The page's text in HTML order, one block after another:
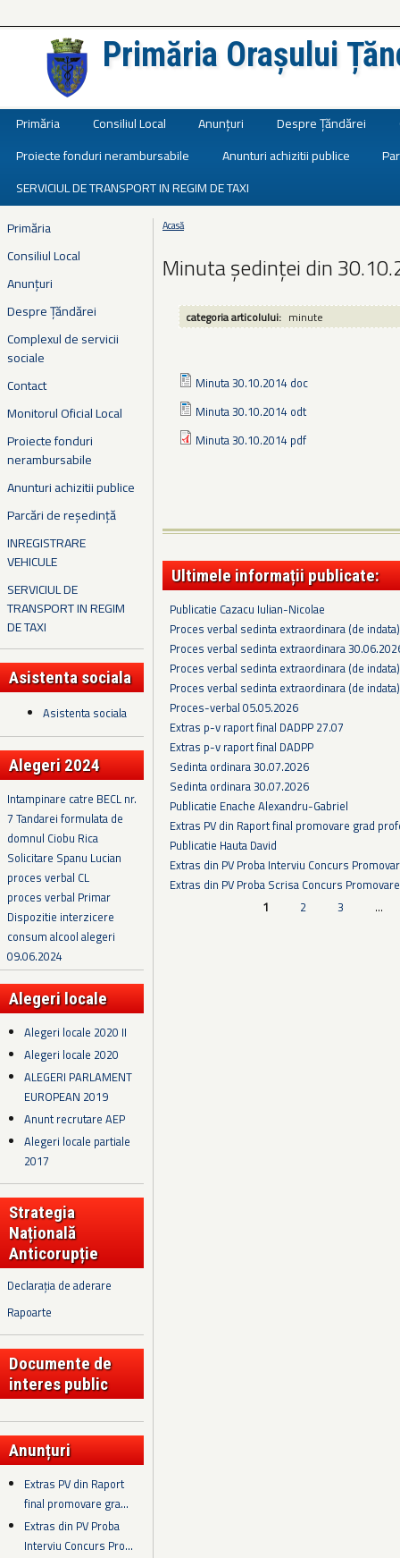
Primăria Orașului
Primăria Consiliul Local Anunțuri Despre Țăndărei
Proiecte fonduri nerambursabile
Anunturi achizitii publice
SERVICIUL DE TRANSPORT IN REGIM DE TAXI
Primăria
Consiliul Local
Anunțuri
Despre Țăndărei
Complexul de servicii
sociale
Contact
Monitorul Oficial Local
Proiecte fonduri
nerambursabile
Anunturi achizitii publice
Parcări de reședință
INREGISTRARE
VEHICULE
SERVICIUL DE
TRANSPORT IN REGIM
DE TAXI
Asistenta sociala
Asistenta sociala
Alegeri 2024
Intampinare catre BECL nr.
7 Tandarei formulata de
domnul Ciobu Rica
Solicitare Spanu Lucian
proces verbal CL
proces verbal Primar
Dispozitie interzicere
consum alcool alegeri
09.06.2024
Alegeri locale
Alegeri locale 2020 II
Alegeri locale 2020
ALEGERI PARLAMENT
EUROPEAN 2019
Anunt recrutare AEP
Alegeri locale partiale
2017
Strategia
Națională
Anticorupție
Declarația de aderare
Rapoarte
Documente de
interes public
Anunțuri
Extras PV din Raport
final promovare gra...
Extras din PV Proba
Interviu Concurs Pro...
Eşti aici
Acasă
Minuta ședinței din
categoria articolului: minute
Minuta 30.10.2014 doc
Minuta 30.10.2014 odt
Minuta 30.10.2014 pdf
Ultimele informații publicate:
Publicatie Cazacu Iulian-Nicolae
Proces verbal sedinta extraordinara (de
Proces verbal sedinta extraordinara
Proces verbal sedinta extraordinara (de
Proces verbal sedinta extraordinara (de
Proces-verbal 05.05.2026
Extras p-v raport final DADPP 27.07
Extras p-v raport final DADPP
Sedinta ordinara 30.07.2026
Sedinta ordinara 30.07.2026
Publicatie Enache Alexandru-Gabriel
Extras PV din Raport final promovare grad
Publicatie Hauta David
Extras din PV Proba Interviu Concurs
Extras din PV Proba Scrisa Concurs
1 2 3 …